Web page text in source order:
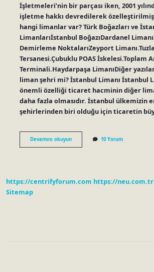
İşletmeleri’nin bir parçası iken, 2001
işletme hakkı devredilerek
hangi limanlar var? Türk Boğazları ve
Limanlarıİstanbul BoğazıDardanel
Demirleme NoktalarıZeyport
Tersanesi.Çubuklu POAS İskelesi.Toplam
Terminali.Haydarpaşa LimanıDiğer
liman şehri mi? İstanbul Limanı İstanbul
önemli özelliği ticaret hacminin diğer
daha fazla olmasıdır. İstanbul ülkemizin
şehirlerinden biri olduğu için ticaretin
Devamını okuyunIstanbul
Limanı
10 Yorum
https://centrifyforum.com https://neu.com.tr
Sitemap